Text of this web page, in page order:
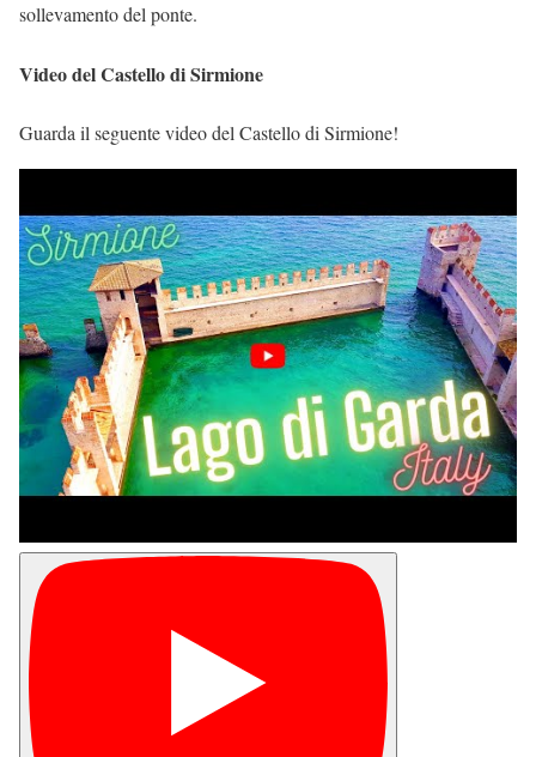
sollevamento del ponte.
Video del Castello di Sirmione
Guarda il seguente video del Castello di Sirmione!